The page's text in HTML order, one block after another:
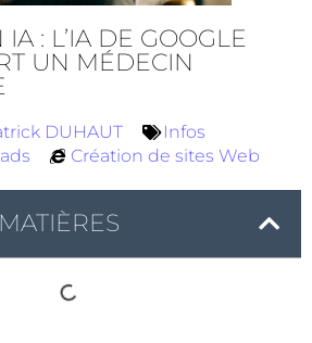
: L’IA DE GOOGLE
UN MÉDECIN
DUHAUT
Infos
Création de sites Web